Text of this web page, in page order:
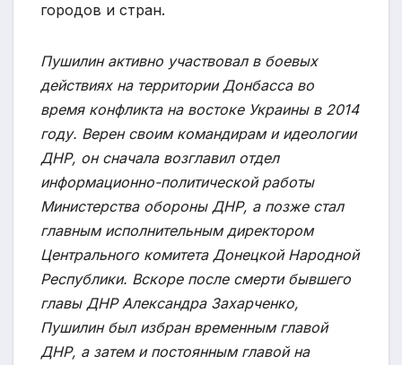
городов и стран.
Пушилин активно участвовал в боевых
действиях на территории Донбасса во
время конфликта на востоке Украины в 2014
году. Верен своим командирам и идеологии
ДНР, он сначала возглавил отдел
информационно-политической работы
Министерства обороны ДНР, а позже стал
главным исполнительным директором
Центрального комитета Донецкой Народной
Республики. Вскоре после смерти бывшего
главы ДНР Александра Захарченко,
Пушилин был избран временным главой
ДНР, а затем и постоянным главой на